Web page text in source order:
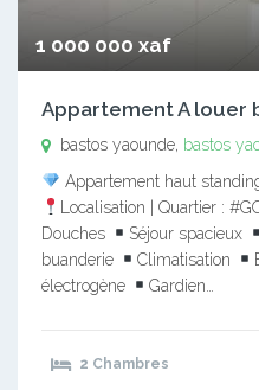
1 000 000 xaf
Appartement A louer
bastos yaounde, bastos
Appartement haut
Localisation | Quartier :
Douches
Séjour spacieux
buanderie
Climatisation
électrogène
Gardien…
2 Chambres